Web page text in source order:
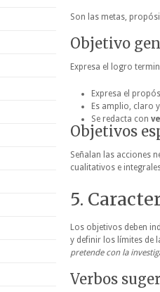
Son las metas,
Objetivo
Expresa el logro
Expresa el
Es amplio, claro
Se redacta con
Objetivos
Señalan las acciones
cualitativos e
5.
Los objetivos deben
y definir los límites de
pretende con la
Verbos